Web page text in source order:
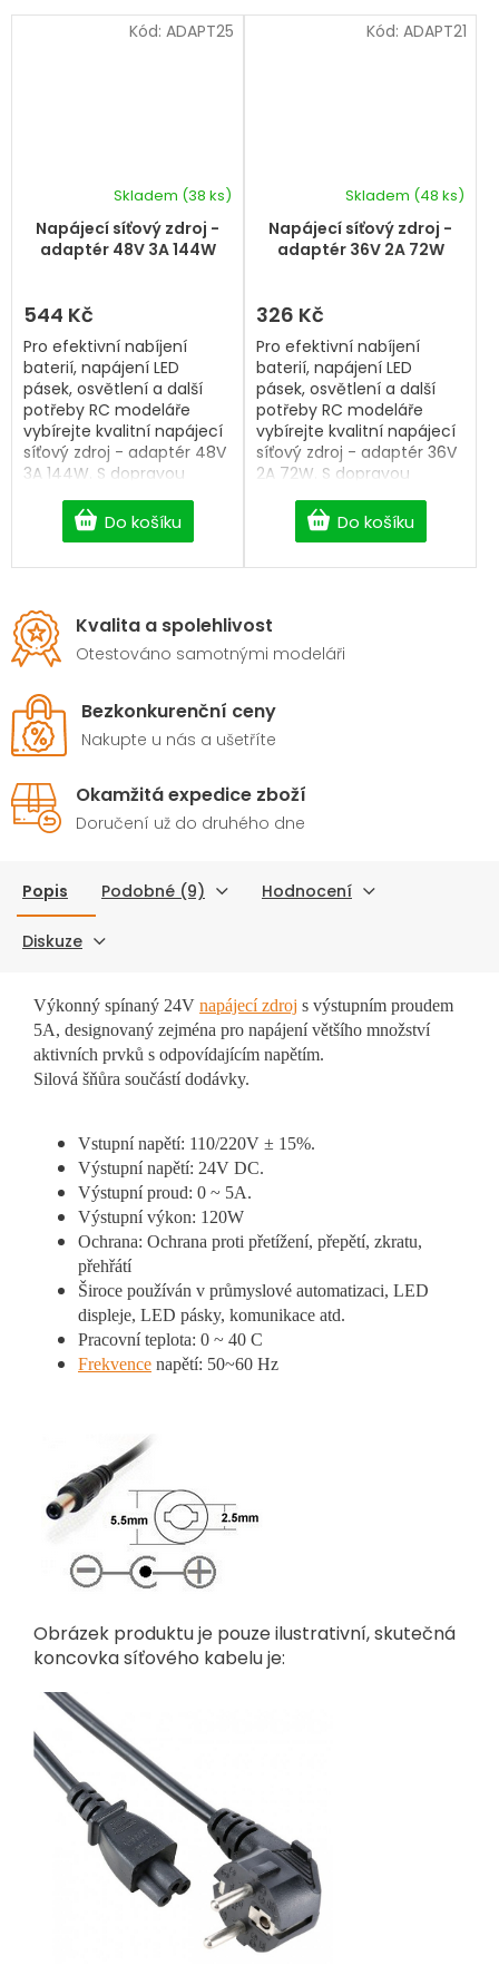
Napájecí síťový zdroj -
adaptér 48V 3A 144W
Skladem (38 ks)
544 Kč
Do košíku
Pro efektivní nabíjení
baterií, napájení LED
pásek, osvětlení a další
potřeby RC modeláře
vybírejte kvalitní napájecí
síťový zdroj - adaptér 48V
3A 144W. S dopravou
zdarma od 2 500 Kč.
Kód: ADAPT25
Napájecí síťový zdroj -
adaptér 36V 2A 72W
hodnocení
produktu
z
hvězdiček.
Skladem (48 ks)
326 Kč
Do košíku
Pro efektivní nabíjení
baterií, napájení LED
pásek, osvětlení a další
potřeby RC modeláře
vybírejte kvalitní napájecí
síťový zdroj - adaptér 36V
2A 72W. S dopravou
zdarma od 2 500 Kč.
Kód: ADAPT21
Kvalita a spolehlivost
Otestováno samotnými modeláři
Bezkonkurenční ceny
Nakupte u nás a ušetříte
Okamžitá expedice zboží
Doručení už do druhého dne
Popis Podobné (9) Hodnocení
Diskuze
Výkonný spínaný 24V napájecí zdroj s výstupním proudem
5A, designovaný zejména pro napájení většího množství
aktivních prvků s odpovídajícím napětím.
Silová šňůra součástí dodávky.
Vstupní napětí: 110/220V ± 15%.
Výstupní napětí: 24V DC.
Výstupní proud: 0 ~ 5A.
Výstupní výkon: 120W
Ochrana: Ochrana proti přetížení, přepětí, zkratu,
přehřátí
Široce používán v průmyslové automatizaci, LED
displeje, LED pásky, komunikace atd.
Pracovní teplota: 0 ~ 40 C
Frekvence napětí: 50~60 Hz
Obrázek produktu je pouze ilustrativní, skutečná
koncovka síťového kabelu je: